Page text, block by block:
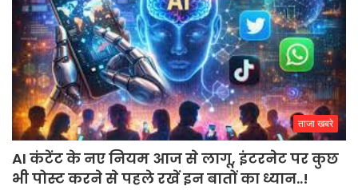
ताजा खबरे
AI कंटेंट के नए नियम आज से लागू, इंटरनेट पर कुछ
भी पोस्ट करने से पहले रखें इन बातों का ध्यान..!